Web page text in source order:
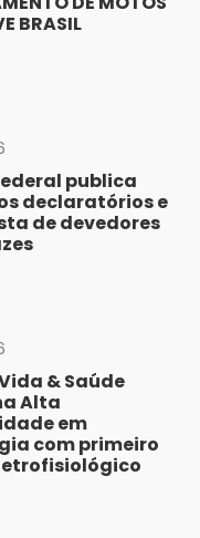
BRASIL
publica
declaratórios e
de devedores
& Saúde
Alta
em
com primeiro